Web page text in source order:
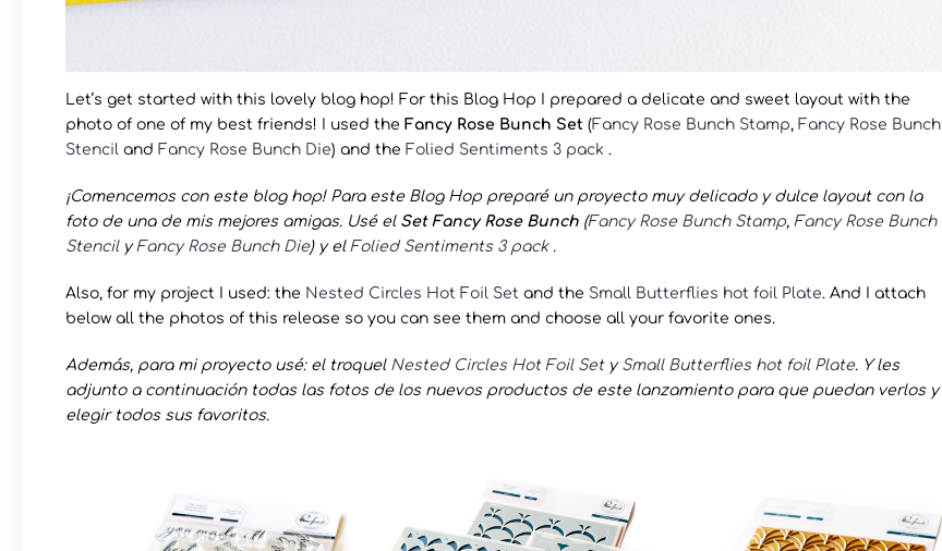
Let’s get started with this lovely blog hop! For this Blog Hop I prepared a delicate and sweet layout with the
photo of one of my best friends! I used the Fancy Rose Bunch Set (Fancy Rose Bunch Stamp, Fancy Rose Bunch
Stencil and Fancy Rose Bunch Die) and the Folied Sentiments 3 pack .
¡Comencemos con este blog hop! Para este Blog Hop preparé un proyecto muy delicado y dulce layout con la
foto de una de mis mejores amigas. Usé el Set Fancy Rose Bunch (Fancy Rose Bunch Stamp, Fancy Rose Bunch
StencilyFancy Rose Bunch Die) y el Folied Sentiments 3 pack .
Also, for my project I used: the Nested Circles Hot Foil Set and the Small Butterflies hot foil Plate. And I attach
below all the photos of this release so you can see them and choose all your favorite ones.
Además, para mi proyecto usé: el troquel Nested Circles Hot Foil Sety Small Butterflies hot foil Plate. Y les
adjunto a continuación todas las fotos de los nuevos productos de este lanzamiento para que puedan verlos y
elegir todos sus favoritos.